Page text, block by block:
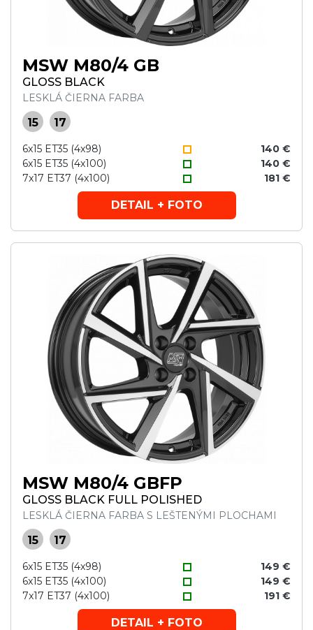
MSW M80/4 GB
GLOSS BLACK
LESKLÁ ČIERNA FARBA
15 17
6x15 ET35 (4x98)
140 €
6x15 ET35 (4x100)
140 €
7x17 ET37 (4x100)
181 €
DETAIL + FOTO
MSW M80/4 GBFP
GLOSS BLACK FULL POLISHED
LESKLÁ ČIERNA FARBA S LEŠTENÝMI PLOCHAMI
15 17
6x15 ET35 (4x98)
149 €
6x15 ET35 (4x100)
149 €
7x17 ET37 (4x100)
191 €
DETAIL + FOTO